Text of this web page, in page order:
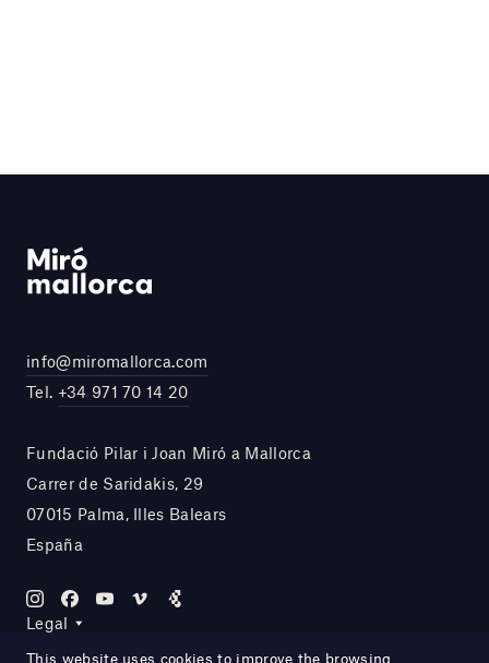
info@miromallorca.com
Tel. +34 971 70 14 20
Fundació Pilar i Joan Miró a Mallorca
Carrer de Saridakis, 29
07015 Palma, Illes Balears
España
Legal
This website uses cookies to improve the browsing